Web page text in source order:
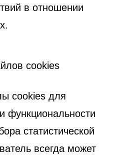
в отношении
cookies
cookies для
функциональности
статистической
всегда может